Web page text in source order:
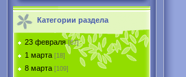
Категории раздела
23 февраля [67]
1 марта [18]
8 марта [109]